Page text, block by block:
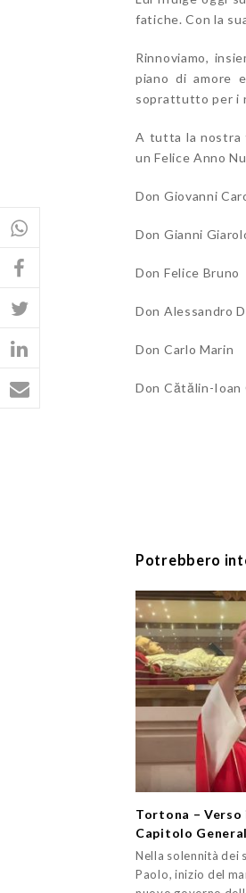
fatiche. Con la
Rinnoviamo,
piano di amore
soprattutto per i
A tutta la nostra
un Felice Anno
Don Giovanni
Don Gianni
Don Felice Bruno
Don Alessandro
Don Carlo Marin
Don Cătălin-Ioan
Potrebbero
Tortona – Verso
Capitolo
Nella solennità dei
Paolo, inizio del